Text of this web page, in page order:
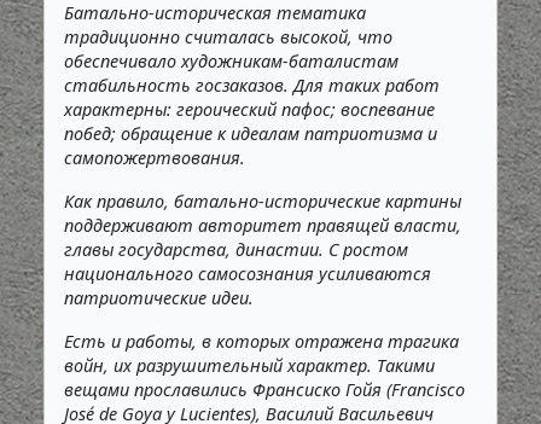
Батально-историческая тематика
традиционно считалась высокой, что
обеспечивало художникам-баталистам
стабильность госзаказов. Для таких работ
характерны: героический пафос; воспевание
побед; обращение к идеалам патриотизма и
самопожертвования.
Как правило, батально-исторические картины
поддерживают авторитет правящей власти,
главы государства, династии. С ростом
национального самосознания усиливаются
патриотические идеи.
Есть и работы, в которых отражена трагика
войн, их разрушительный характер. Такими
вещами прославились Франсиско Гойя (Francisco
José de Goya y Lucientes), Василий Васильевич